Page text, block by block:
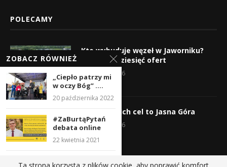
POLECAMY
Kto wybuduje węzeł w Jaworniku?
Wpłynęło dziesięć ofert
7 sierpnia 2026
Wyruszyli! Ich cel to Jasna Góra
5 sierpnia 2026
ZOBACZ RÓWNIEŻ
„Ciepło patrzy mi
w oczy Bóg” ....
20 października 2022
#ZaBurtąPytań
debata online
22 kwietnia 2021
Ku pokrzepieniu